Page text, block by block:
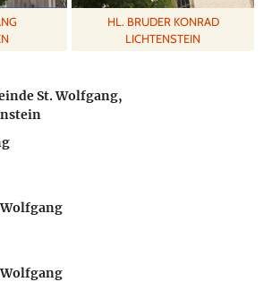
HL. BRUDER KONRAD
LICHTENSTEIN
St. Wolfgang,
Wolfgang